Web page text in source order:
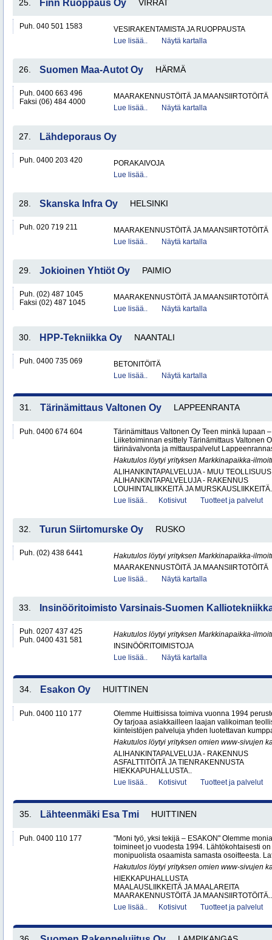
25. Finn Ruoppaus Oy VIRRAT
Puh. 040 501 1583
VESIRAKENTAMISTA JA RUOPPAUSTA
Lue lisää..
Näytä kartalla
26. Suomen Maa-Autot Oy HÄRMÄ
Puh. 0400 663 496
Faksi (06) 484 4000
MAARAKENNUSTÖITÄ JA MAANSIIRTOTÖITÄ
Lue lisää..
Näytä kartalla
27. Lähdeporaus Oy
Puh. 0400 203 420
PORAKAIVOJA
Lue lisää..
28. Skanska Infra Oy HELSINKI
Puh. 020 719 211
MAARAKENNUSTÖITÄ JA MAANSIIRTOTÖITÄ
Lue lisää..
Näytä kartalla
29. Jokioinen Yhtiöt Oy PAIMIO
Puh. (02) 487 1045
Faksi (02) 487 1045
MAARAKENNUSTÖITÄ JA MAANSIIRTOTÖITÄ
Lue lisää..
Näytä kartalla
30. HPP-Tekniikka Oy NAANTALI
Puh. 0400 735 069
BETONITÖITÄ
Lue lisää..
Näytä kartalla
31. Tärinämittaus Valtonen Oy LAPPEENRANTA
Puh. 0400 674 604
Tärinämittaus Valtonen Oy Teen minkä lupaan
Liiketoiminnan esittely Tärinämittaus Valtonen
tärinävalvonta ja mittauspalvelut
Hakutulos löytyi yrityksen Markkinapaikka-
ALIHANKINTAPALVELUJA - MUU TEOLLISUUS
ALIHANKINTAPALVELUJA - RAKENNUS
LOUHINTALIIKKEITÄ JA
Lue lisää..
Kotisivut Tuotteet ja palvelut
32. Turun Siirtomurske Oy RUSKO
Puh. (02) 438 6441
Hakutulos löytyi yrityksen Markkinapaikka-
MAARAKENNUSTÖITÄ JA MAANSIIRTOTÖITÄ
Lue lisää..
Näytä kartalla
33. Insinööritoimisto Varsinais-Suomen
Puh. 0207 437 425
Puh. 0400 431 581
Hakutulos löytyi yrityksen Markkinapaikka-
INSINÖÖRITOIMISTOJA
Lue lisää..
Näytä kartalla
34. Esakon Oy HUITTINEN
Puh. 0400 110 177
Olemme Huittisissa toimiva vuonna 1994
Oy tarjoaa asiakkailleen laajan valikoiman
kiinteistöjen palveluja yhden luotettavan
Hakutulos löytyi yrityksen omien www-sivujen
ALIHANKINTAPALVELUJA - RAKENNUS
ASFALTTITÖITÄ JA TIENRAKENNUSTA
HIEKKAPUHALLUSTA..
Lue lisää..
Kotisivut Tuotteet ja palvelut
35. Lähteenmäki Esa Tmi HUITTINEN
Puh. 0400 110 177
"Moni työ, yksi tekijä – ESAKON" Olemme
toimineet jo vuodesta 1994. Lähtökohtaisesti
monipuolista osaamista samasta osoitteesta.
Hakutulos löytyi yrityksen omien www-sivujen
HIEKKAPUHALLUSTA
MAALAUSLIIKKEITÄ JA MAALAREITA
MAARAKENNUSTÖITÄ JA MAANSIIRTOTÖITÄ..
Lue lisää..
Kotisivut Tuotteet ja palvelut